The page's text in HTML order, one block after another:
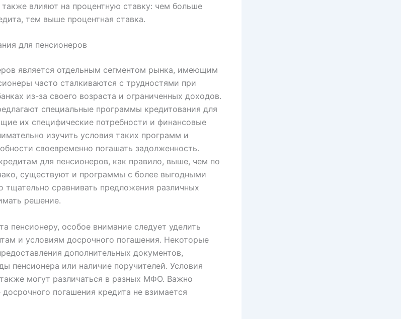
влияют на процентную ставку: чем больше
тем выше процентная ставка.
для пенсионеров
является отдельным сегментом рынка, имеющим
часто сталкиваются с трудностями при
из-за своего возраста и ограниченных доходов.
специальные программы кредитования для
их специфические потребности и финансовые
изучить условия таких программ и
своевременно погашать задолженность.
для пенсионеров, как правило, выше, чем по
существуют и программы с более выгодными
сравнивать предложения различных
решение.
пенсионеру, особое внимание следует уделить
и условиям досрочного погашения. Некоторые
дополнительных документов,
пенсионера или наличие поручителей. Условия
могут различаться в разных МФО. Важно
досрочного погашения кредита не взимается